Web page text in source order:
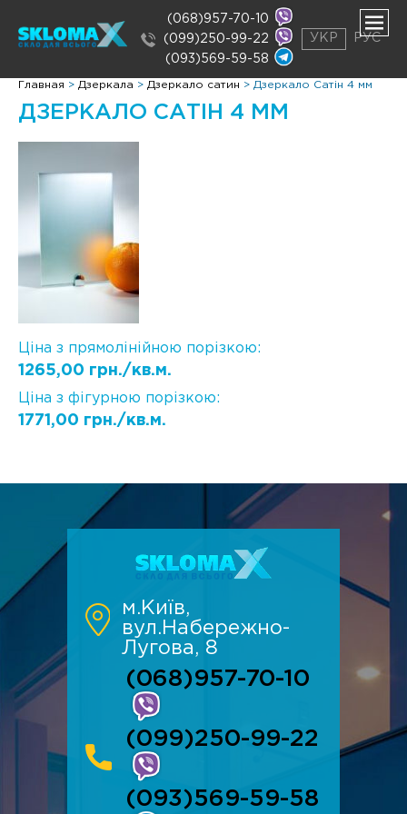
(068)957-70-10
(099)250-99-22
(093)569-59-58
УКР РУС
Главная > Дзеркала > Дзеркало сатин > Дзеркало Сатін 4 мм
ДЗЕРКАЛО САТІН 4 ММ
Ціна з прямолінійною порізкою:
1265,00 грн./кв.м.
Ціна з фігурною порізкою:
1771,00 грн./кв.м.
м.Київ,
вул.Набережно-
Лугова, 8
(068)957-70-10
(099)250-99-22
(093)569-59-58